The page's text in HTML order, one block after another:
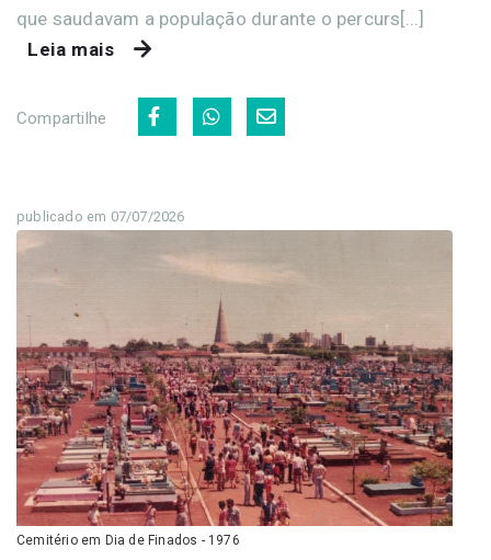
que saudavam a população durante o percurs[...]
Leia mais
Compartilhe
publicado em 07/07/2026
Cemitério em Dia de Finados - 1976